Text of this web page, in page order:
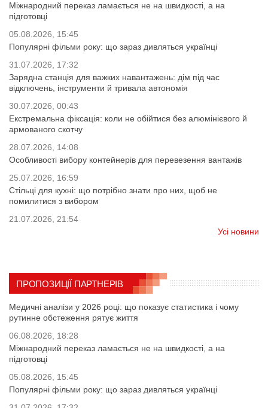
Міжнародний переказ ламається не на швидкості, а на
підготовці
05.08.2026, 15:45
Популярні фільми року: що зараз дивляться українці
31.07.2026, 17:32
Зарядна станція для важких навантажень: дім під час
відключень, інструменти й тривала автономія
30.07.2026, 00:43
Екстремальна фіксація: коли не обійтися без алюмінієвого й
армованого скотчу
28.07.2026, 14:08
Особливості вибору контейнерів для перевезення вантажів
25.07.2026, 16:59
Стільці для кухні: що потрібно знати про них, щоб не
помилитися з вибором
21.07.2026, 21:54
Усі новини
ПРОПОЗИЦІЇ ПАРТНЕРІВ
Медичні аналізи у 2026 році: що показує статистика і чому
рутинне обстеження рятує життя
06.08.2026, 18:28
Міжнародний переказ ламається не на швидкості, а на
підготовці
05.08.2026, 15:45
Популярні фільми року: що зараз дивляться українці